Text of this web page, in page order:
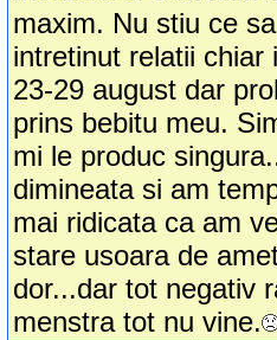
maxim. Nu stiu ce
intretinut relatii chiar
23-29 august dar
prins bebitu meu.
mi le produc
dimineata si am
mai ridicata ca am
stare usoara de
dor...dar tot negativ
menstra tot nu vine.